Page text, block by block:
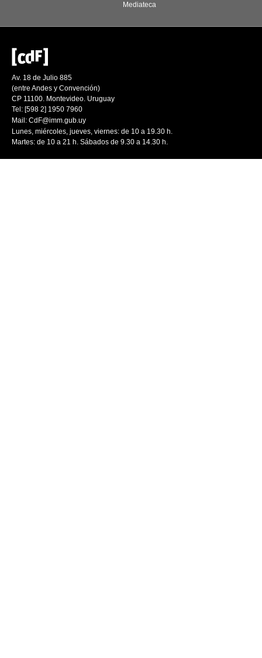
Mediateca
Av. 18 de Julio 885
(entre Andes y Convención)
CP 11100. Montevideo. Uruguay
Tel: [598 2] 1950 7960
Mail: CdF@imm.gub.uy
Lunes, miércoles, jueves, viernes: de 10 a 19.30 h.
Martes: de 10 a 21 h. Sábados de 9.30 a 14.30 h.